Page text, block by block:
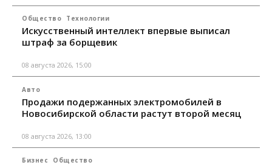
Общество Технологии
Искусственный интеллект впервые выписал
штраф за борщевик
08 августа 2026, 15:00
Авто
Продажи подержанных электромобилей в
Новосибирской области растут второй месяц
08 августа 2026, 13:00
Бизнес Общество